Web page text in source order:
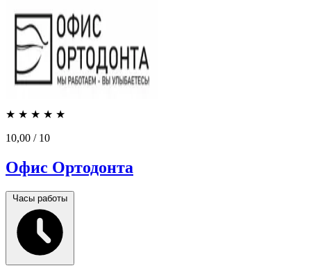
★ ★ ★ ★ ★
10,00 / 10
Офис Ортодонта
Часы работы